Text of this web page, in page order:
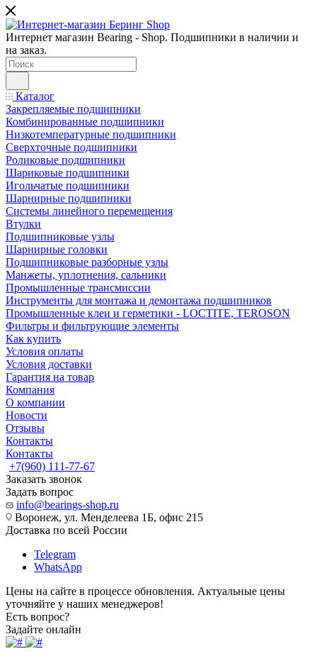
Интернет магазин Bearing - Shop. Подшипники в наличии и
на заказ.
Каталог
Закрепляемые подшипники
Комбинированные подшипники
Низкотемпературные подшипники
Сверхточные подшипники
Роликовые подшипники
Шариковые подшипники
Игольчатые подшипники
Шарнирные подшипники
Системы линейного перемещения
Втулки
Подшипниковые узлы
Шарнирные головки
Подшипниковые разборные узлы
Манжеты, уплотнения, сальники
Промышленные трансмиссии
Инструменты для монтажа и демонтажа подшипников
Промышленные клеи и герметики - LOCTITE, TEROSON
Фильтры и фильтрующие элементы
Как купить
Условия оплаты
Условия доставки
Гарантия на товар
Компания
О компании
Новости
Отзывы
Контакты
Контакты
+7(960) 111-77-67
Заказать звонок
Задать вопрос
info@bearings-shop.ru
Воронеж, ул. Менделеева 1Б, офис 215
Доставка по всей России
Telegram
WhatsApp
Цены на сайте в процессе обновления. Актуальные цены
уточняйте у наших менеджеров!
Есть вопрос?
Задайте онлайн